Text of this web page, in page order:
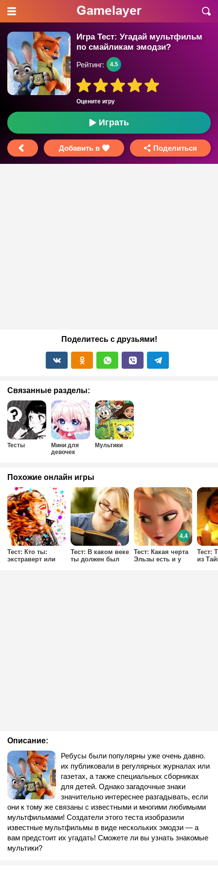
Игра Тест: Угадай мультфильм
по смайликам эмодзи?
Оцените игру
Рейтинг: 4.5
Играть
Добавить в Поделиться
Поделитесь с друзьями!
Связанные разделы:
Тесты
Мини для
девочек
Мультики
Описание:
Ребусы были популярны уже очень давно.
их публиковали в регулярных журналах или
газетах, а также специальных сборниках
для детей. Однако загадочные знаки
значительно интереснее разгадывать, если
они к тому же связаны с известными и многими любимыми
мультфильмами! Создатели этого теста изобразили
известные мультфильмы в виде нескольких эмодзи — а
вам предстоит их угадать! Сможете ли вы узнать знакомые
мультики?
Похожие онлайн игры
Тест: Кто ты:
экстраверт или
Тест: В каком веке
ты должен был
Тест: Какая черта
Эльзы есть и у
4.4
Тест:
из